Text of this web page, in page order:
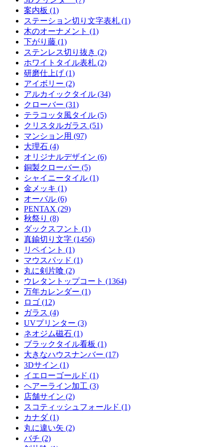
案内板 (1)
ステーション切り文字表札 (1)
木のオーナメント (1)
下がり藤 (1)
ステンレス切り抜き (2)
ホワイトタイル表札 (2)
研磨仕上げ (1)
アイボリー (2)
アルカイックタイル (34)
クローバー (31)
テラコッタ風タイル (5)
クリスタルガラス (51)
マンション用 (97)
大理石 (4)
オリジナルデザイン (6)
銅製クローバー (5)
シャイニータイル (1)
金メッキ (1)
オーバル (6)
PENTAX (29)
秋祭り (8)
ダックスフント (1)
真鍮切り文字 (1456)
リペイント (1)
マウスパッド (1)
丸に剣片喰 (2)
ウレタントップコート (1364)
万年カレンダー (1)
ロゴ (12)
ガラス (4)
UVプリンター (3)
ネオジム磁石 (1)
ブラックタイル看板 (1)
大きなハウスナンバー (17)
3Dサイン (1)
イエローゴールド (1)
ヘアーライン加工 (3)
店舗サイン (2)
スコティッシュフォールド (1)
カナダ (1)
丸に違い矢 (2)
バチ (2)